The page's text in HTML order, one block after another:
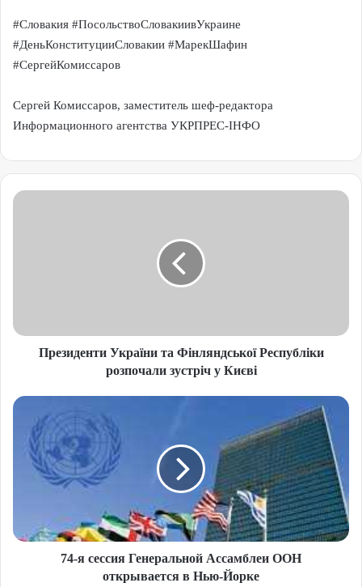
#Словакия #ПосольствоСловакиивУкраине
#ДеньКонституцииСловакии #МарекШафин
#СергейКомиссаров
Сергей Комиссаров, заместитель шеф-редактора
Информационного агентства УКРПРЕС-ІНФО
Президенти України та Фінляндської Республіки
розпочали зустріч у Києві
74-я сессия Генеральной Ассамблеи ООН
открывается в Нью-Йорке